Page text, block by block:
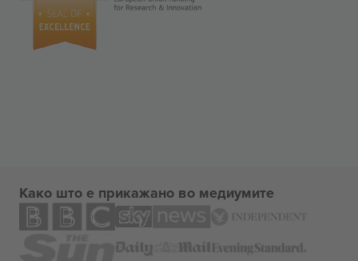
Како што е прикажано во медиумите